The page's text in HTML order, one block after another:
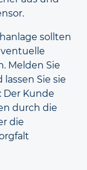
sollten
Melden Sie
Sie sie
Der Kunde
durch die
die